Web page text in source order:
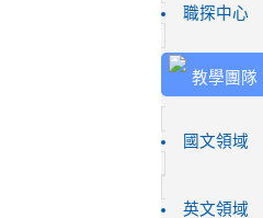
職探中心
國文領域
英文領域